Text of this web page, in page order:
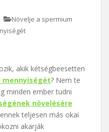
Növelje a spermium
akik kétségbeesetten
mennyiségét? Nem te
minden ember tudni
növelésére
teljesen más okai
akarják